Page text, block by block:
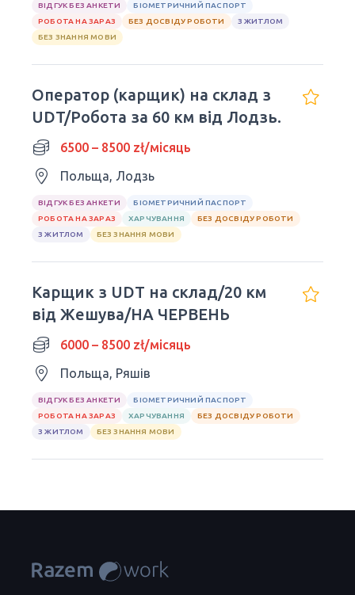
ВІДГУК БЕЗ АНКЕТИ
БІОМЕТРИЧНИЙ ПАСПОРТ
РОБОТА НА ЗАРАЗ
БЕЗ ДОСВІДУ РОБОТИ
З ЖИТЛОМ
БЕЗ ЗНАННЯ МОВИ
Оператор (карщик) на склад з
UDT/Робота за 60 км від Лодзь.
6500 – 8500 zł/місяць
Польща, Лодзь
ВІДГУК БЕЗ АНКЕТИ
БІОМЕТРИЧНИЙ ПАСПОРТ
РОБОТА НА ЗАРАЗ
ХАРЧУВАННЯ
БЕЗ ДОСВІДУ РОБОТИ
З ЖИТЛОМ
БЕЗ ЗНАННЯ МОВИ
Карщик з UDT на склад/20 км
від Жешува/НА ЧЕРВЕНЬ
6000 – 8500 zł/місяць
Польща, Ряшів
ВІДГУК БЕЗ АНКЕТИ
БІОМЕТРИЧНИЙ ПАСПОРТ
РОБОТА НА ЗАРАЗ
ХАРЧУВАННЯ
БЕЗ ДОСВІДУ РОБОТИ
З ЖИТЛОМ
БЕЗ ЗНАННЯ МОВИ